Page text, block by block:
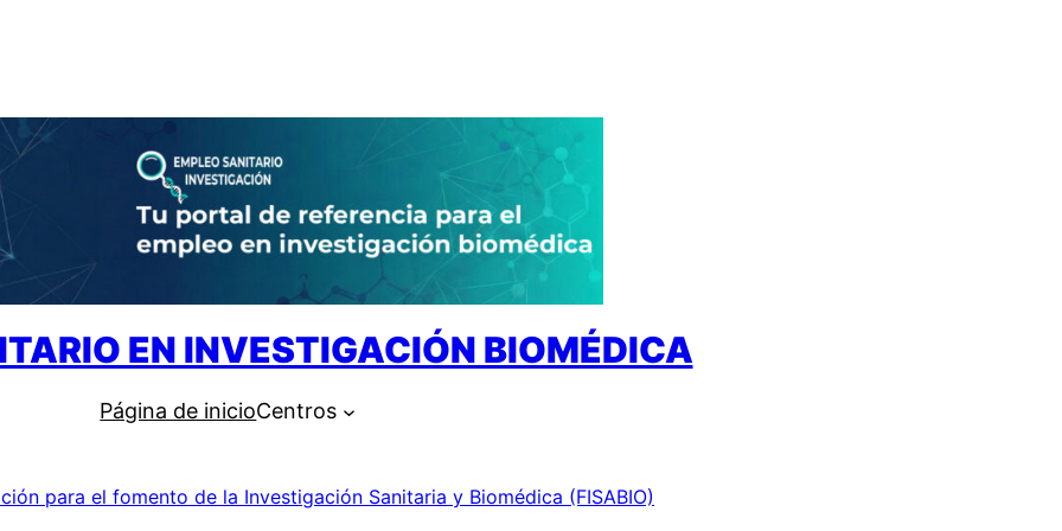
EN INVESTIGACIÓN BIOMÉDICA
Página de inicioCentros
para el fomento de la Investigación Sanitaria y Biomédica (FISABIO)